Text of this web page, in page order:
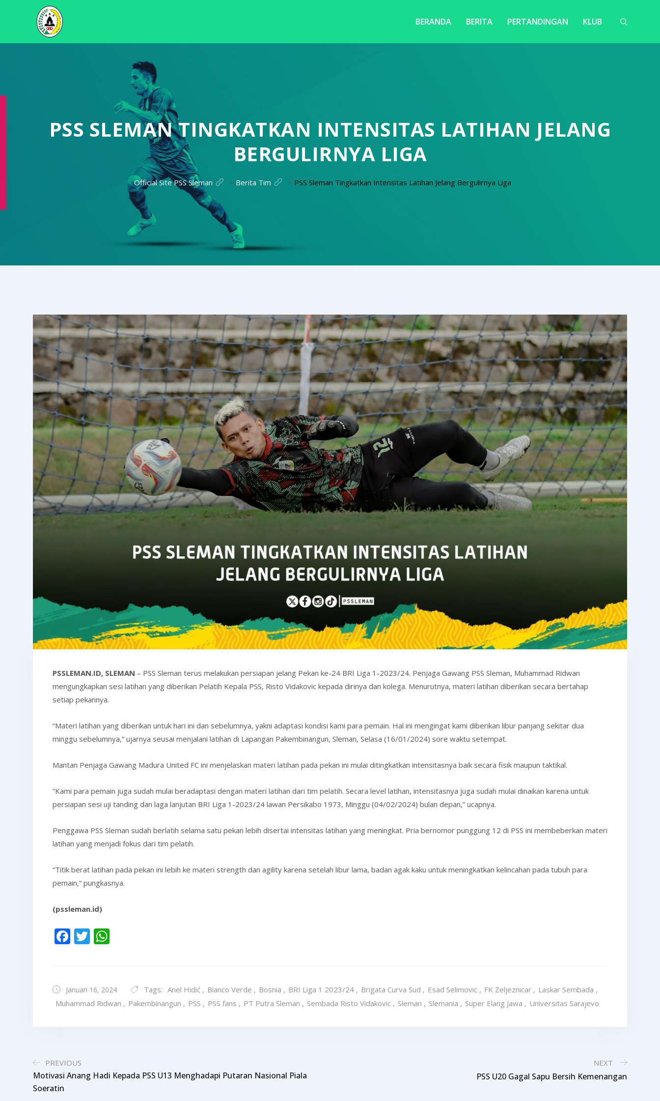
BERANDA BERITA PERTANDINGAN KLUB
PSS SLEMAN TINGKATKAN INTENSITAS LATIHAN JELANG
BERGULIRNYA LIGA
Official Site PSS Sleman > Berita Tim > PSS Sleman Tingkatkan Intensitas Latihan Jelang Bergulirnya Liga
PSSLEMAN.ID, SLEMAN – PSS Sleman terus melakukan persiapan jelang Pekan ke-24 BRI Liga 1-2023/24. Penjaga Gawang PSS Sleman, Muhammad Ridwan
mengungkapkan sesi latihan yang diberikan Pelatih Kepala PSS, Risto Vidakovic kepada dirinya dan kolega. Menurutnya, materi latihan diberikan secara bertahap
setiap pekannya.
“Materi latihan yang diberikan untuk hari ini dan sebelumnya, yakni adaptasi kondisi kami para pemain. Hal ini mengingat kami diberikan libur panjang sekitar dua
minggu sebelumnya,” ujarnya seusai menjalani latihan di Lapangan Pakembinangun, Sleman, Selasa (16/01/2024) sore waktu setempat.
Mantan Penjaga Gawang Madura United FC ini menjelaskan materi latihan pada pekan ini mulai ditingkatkan intensitasnya baik secara fisik maupun taktikal.
“Kami para pemain juga sudah mulai beradaptasi dengan materi latihan dari tim pelatih. Secara level latihan, intensitasnya juga sudah mulai dinaikan karena untuk
persiapan sesi uji tanding dan laga lanjutan BRI Liga 1-2023/24 lawan Persikabo 1973, Minggu (04/02/2024) bulan depan,” ucapnya.
Penggawa PSS Sleman sudah berlatih selama satu pekan lebih disertai intensitas latihan yang meningkat. Pria bernomor punggung 12 di PSS ini membeberkan materi
latihan yang menjadi fokus dari tim pelatih.
“Titik berat latihan pada pekan ini lebih ke materi strength dan agility karena setelah libur lama, badan agak kaku untuk meningkatkan kelincahan pada tubuh para
pemain,” pungkasnya.
(pssleman.id)
Facebook
Twitter
Januari 16, 2024 Tags: Anel Hidić , Bianco Verde , Bosnia , BRI Liga 1 2023/24 , Brigata Curva Sud , Esad Selimovic , FK Zeljeznicar , Laskar Sembada ,
Muhammad Ridwan , Pakembinangun , PSS , PSS fans , PT Putra Sleman , Sembada Risto Vidakovic , Sleman , Slemania , Super Elang Jawa , Universitas Sarajevo
PREVIOUS
Motivasi Anang Hadi Kepada PSS U13 Menghadapi Putaran Nasional Piala
Soeratin
NEXT
PSS U20 Gagal Sapu Bersih Kemenangan